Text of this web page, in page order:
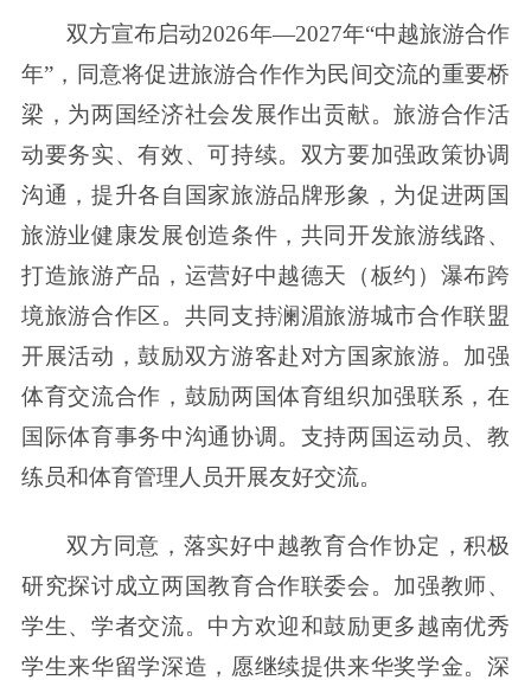
双方宣布启动2026年—2027年“中越旅游合作
年”，同意将促进旅游合作作为民间交流的重要桥
梁，为两国经济社会发展作出贡献。旅游合作活
动要务实、有效、可持续。双方要加强政策协调
沟通，提升各自国家旅游品牌形象，为促进两国
旅游业健康发展创造条件，共同开发旅游线路、
打造旅游产品，运营好中越德天（板约）瀑布跨
境旅游合作区。共同支持澜湄旅游城市合作联盟
开展活动，鼓励双方游客赴对方国家旅游。加强
体育交流合作，鼓励两国体育组织加强联系，在
国际体育事务中沟通协调。支持两国运动员、教
练员和体育管理人员开展友好交流。
双方同意，落实好中越教育合作协定，积极
研究探讨成立两国教育合作联委会。加强教师、
学生、学者交流。中方欢迎和鼓励更多越南优秀
学生来华留学深造，愿继续提供来华奖学金。深